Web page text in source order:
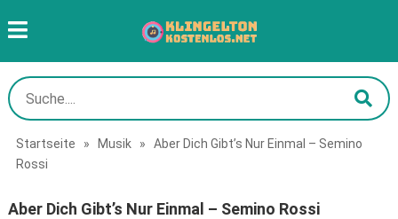
Startseite » Musik »
Aber Dich Gibt’s Nur Einmal – Semino
Rossi
Aber Dich Gibt’s Nur Einmal – Semino Rossi